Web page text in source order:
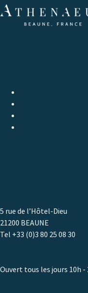
5 rue de l’Hôtel-Dieu
21200 BEAUNE
Tel +33 (0)3 80 25 08 30
Ouvert tous les jours 10h -